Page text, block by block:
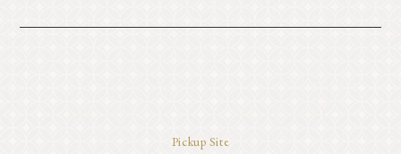
観光案内所
観光協会について
プライバシーポリシーPickup Site